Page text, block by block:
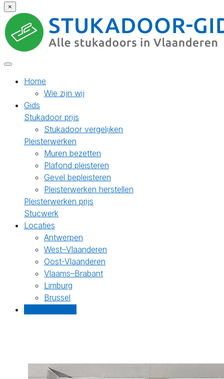
×
Home
Wie zijn wij
Gids
Stukadoor prijs
Stukadoor vergelijken
Pleisterwerken
Muren bezetten
Plafond pleisteren
Gevel bepleisteren
Pleisterwerken herstellen
Pleisterwerken prijs
Stucwerk
Locaties
Antwerpen
West–Vlaanderen
Oost-Vlaanderen
Vlaams–Brabant
Limburg
Brussel